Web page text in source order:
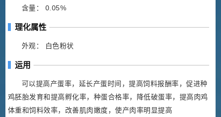
含量： 0.05%
理化属性
外观： 白色粉状
运用
可以提高产蛋率，延长产蛋时间，提高饲料报酬率，促进种
鸡胚胎发育和提高孵化率，种蛋合格率，降低破蛋率，提高肉鸡
体重和饲料效率，改善肌肉嫩度，使产肉率明显提高